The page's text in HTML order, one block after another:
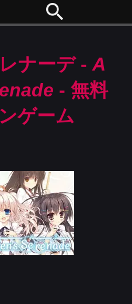
search
ナーデ -A
- 無料
ゲーム